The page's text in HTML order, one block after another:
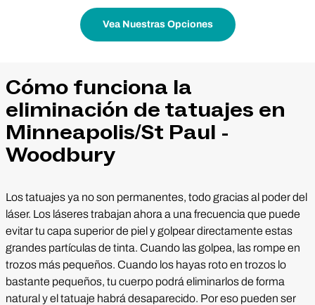
Vea Nuestras Opciones
Cómo funciona la
eliminación de tatuajes en
Minneapolis/St Paul -
Woodbury
Los tatuajes ya no son permanentes, todo gracias al poder del
láser. Los láseres trabajan ahora a una frecuencia que puede
evitar tu capa superior de piel y golpear directamente estas
grandes partículas de tinta. Cuando las golpea, las rompe en
trozos más pequeños. Cuando los hayas roto en trozos lo
bastante pequeños, tu cuerpo podrá eliminarlos de forma
natural y el tatuaje habrá desaparecido. Por eso pueden ser